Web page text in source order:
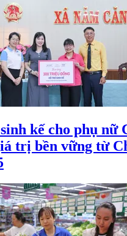
kế cho phụ nữ
trị bền vững từ